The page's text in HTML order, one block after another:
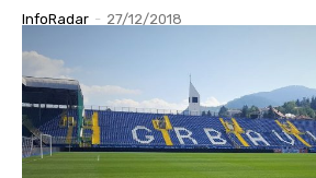
InfoRadar - 27/12/2018